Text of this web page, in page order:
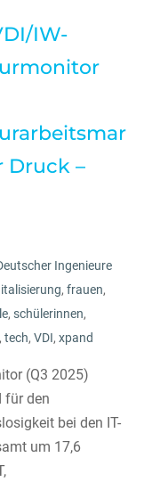
IW-
Druck –
Ingenieure
, frauen,
, schülerinnen,
, tech, VDI, xpand
(Q3 2025)
für den
bei den IT-
um 17,6